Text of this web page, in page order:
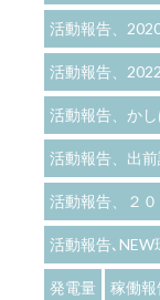
活動報告、
活動報告、
活動報告、か
活動報告、出
活動報告、２
活動報告､NEW
発電量 稼働報